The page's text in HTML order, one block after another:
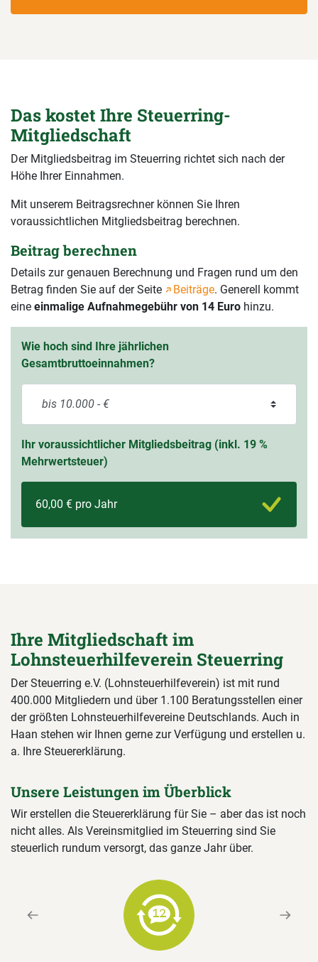
Das kostet Ihre Steuerring-
Mitgliedschaft
Der Mitgliedsbeitrag im Steuerring richtet sich nach der
Höhe Ihrer Einnahmen.
Mit unserem Beitragsrechner können Sie Ihren
voraussichtlichen Mitgliedsbeitrag berechnen.
Beitrag berechnen
Details zur genauen Berechnung und Fragen rund um den
Betrag finden Sie auf der Seite
Beiträge. Generell kommt
eine einmalige Aufnahmegebühr von 14 Euro hinzu.
Wie hoch sind Ihre jährlichen
Gesamtbruttoeinnahmen?
Ihr voraussichtlicher Mitgliedsbeitrag (inkl. 19 %
Mehrwertsteuer)
60,00 € pro Jahr
Ihre Mitgliedschaft im
Lohnsteuerhilfeverein Steuerring
Der Steuerring e.V. (Lohnsteuerhilfeverein) ist mit rund
400.000 Mitgliedern und über 1.100 Beratungsstellen einer
der größten Lohnsteuerhilfevereine Deutschlands. Auch in
Haan stehen wir Ihnen gerne zur Verfügung und erstellen u.
a. Ihre Steuererklärung.
Unsere Leistungen im Überblick
Wir erstellen die Steuererklärung für Sie – aber das ist noch
nicht alles. Als Vereinsmitglied im Steuerring sind Sie
steuerlich rundum versorgt, das ganze Jahr über.
Previous Next